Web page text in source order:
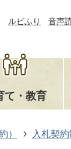
ルビふり 音声
て・教育
） 入札契